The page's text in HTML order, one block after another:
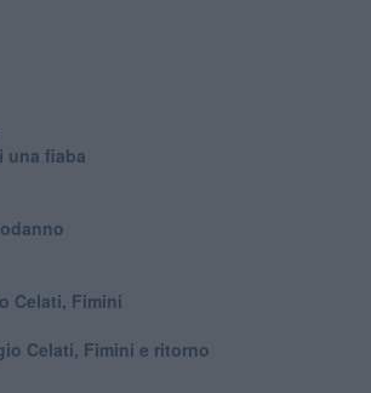
una fiaba
Celati, Fimini
Celati, Fimini e ritorno